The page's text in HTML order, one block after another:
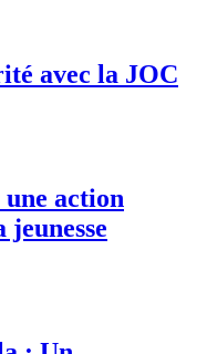
avec la JOC
action